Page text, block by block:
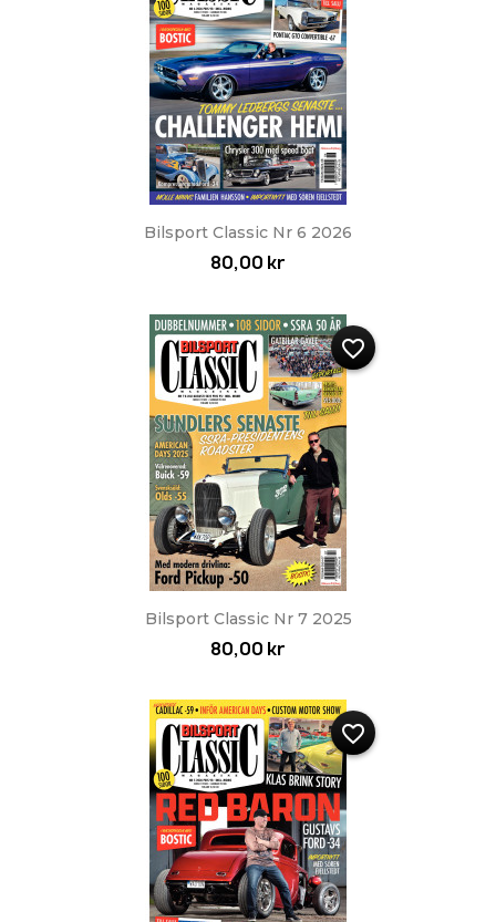
Bilsport Classic Nr 6 2026
80,00 kr
Bilsport Classic Nr 7 2025
80,00 kr
favorite_border
favorite_border